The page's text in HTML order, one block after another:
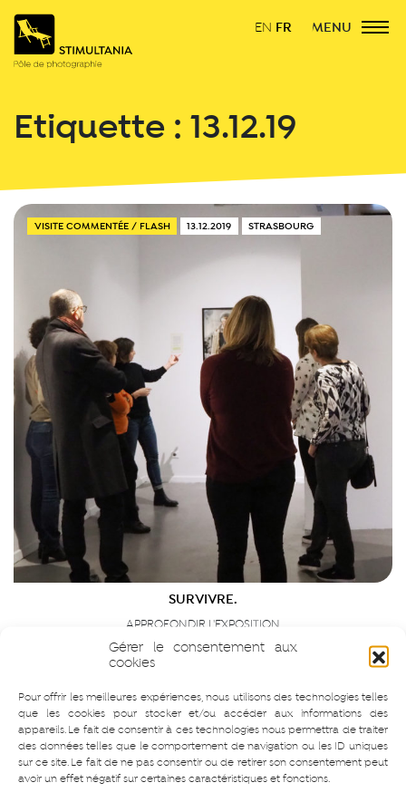
Gérer le consentement aux
cookies
Pour offrir les meilleures expériences, nous utilisons des technologies telles
que les cookies pour stocker et/ou accéder aux informations des
appareils. Le fait de consentir à ces technologies nous permettra de traiter
des données telles que le comportement de navigation ou les ID uniques
sur ce site. Le fait de ne pas consentir ou de retirer son consentement peut
avoir un effet négatif sur certaines caractéristiques et fonctions.
EN FR MENU
Étiquette : 13.12.19
VISITE COMMENTÉE / FLASH 13.12.2019 STRASBOURG
SURVIVRE.
APPROFONDIR L'EXPOSITION